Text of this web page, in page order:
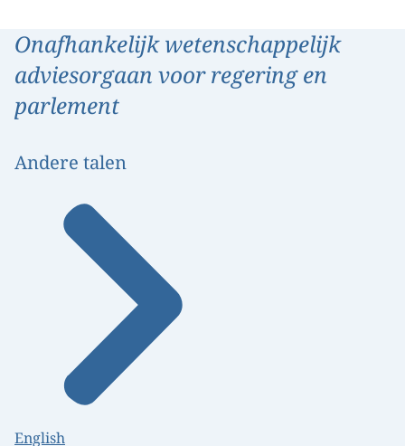
Onafhankelijk wetenschappelijk
adviesorgaan voor regering en
parlement
Andere talen
English